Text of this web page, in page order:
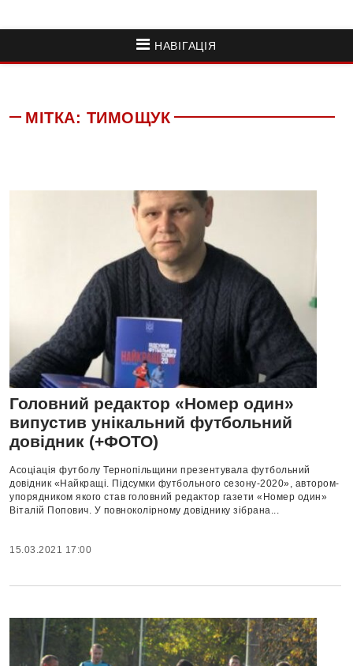
НАВІГАЦІЯ
МІТКА: ТИМОЩУК
Головний редактор «Номер один»
випустив унікальний футбольний
довідник (+ФОТО)
Асоціація футболу Тернопільщини презентувала футбольний
довідник «Найкращі. Підсумки футбольного сезону-2020», автором-
упорядником якого став головний редактор газети «Номер один»
Віталій Попович. У повноколірному довіднику зібрана...
15.03.2021 17:00